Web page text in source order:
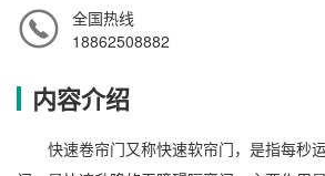
全国热线
18862508882
内容介绍
快速卷帘门又称快速软帘门，是指每秒